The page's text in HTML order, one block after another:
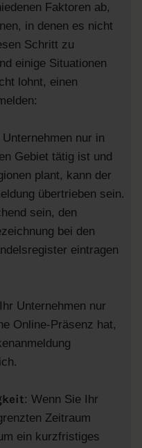
Faktoren ab,
in denen es nicht
Schritt zu
einige Situationen
lohnt, einen
nur in
Gebiet tätig ist und
plant, kann der
übertrieben sein.
sein, den
bei den
eintragen
Unternehmen nur
Online-Präsenz hat,
: Wenn Sie Ihr
Zeitraum
ein kurzfristiges